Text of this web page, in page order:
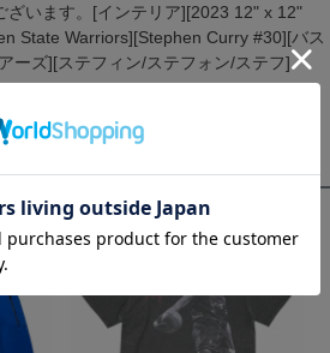
ざいます。[インテリア][2023 12" x 12"
State Warriors][Stephen Curry #30][バス
ーズ][ステフィン/ステフォン/ステフ]
はこちらも見ています！